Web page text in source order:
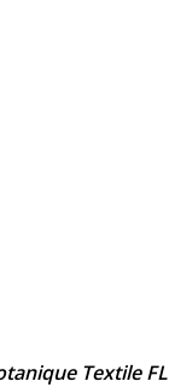
Textile FL